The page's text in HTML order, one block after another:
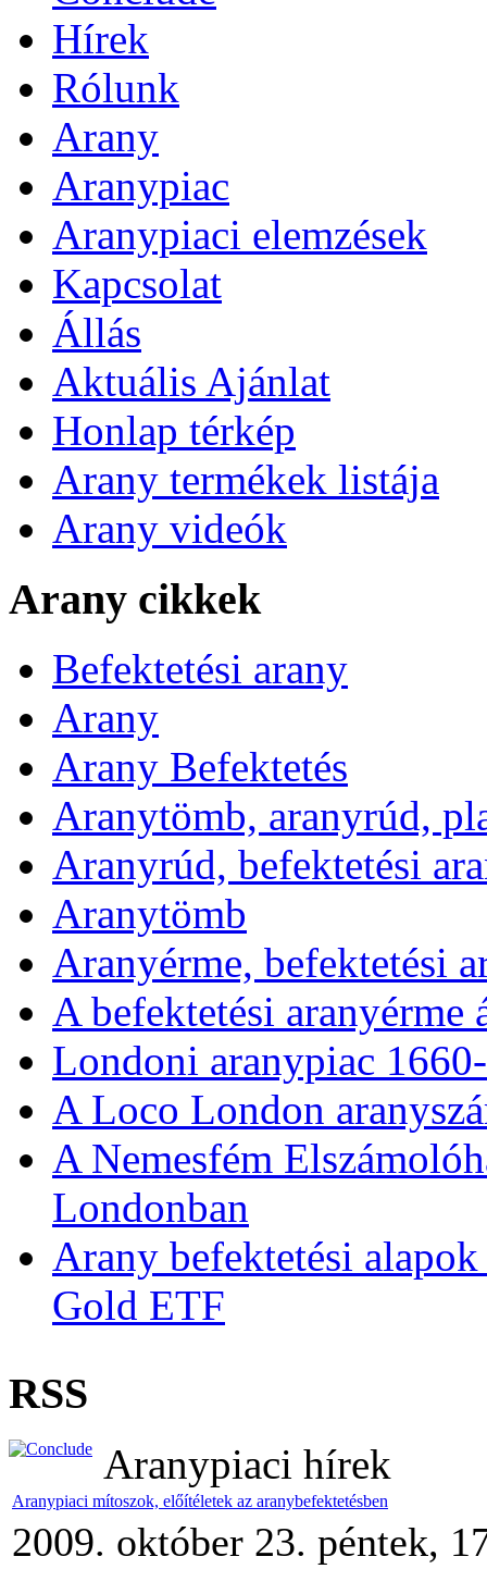
Hírek
Rólunk
Arany
Aranypiac
Aranypiaci elemzések
Kapcsolat
Állás
Aktuális Ajánlat
Honlap térkép
Arany termékek listája
Arany videók
Arany cikkek
Befektetési arany
Arany
Arany Befektetés
Aranytömb, aranyrúd,
Aranyrúd, befektetési
Aranytömb
Aranyérme, befektetési
A befektetési
Londoni aranypiac
A Loco London
A Nemesfém
Londonban
Arany befektetési
Gold ETF
RSS
Aranypiaci hírek
Aranypiaci mítoszok, előítéletek az aranybefektetésben
2009. október 23. péntek,